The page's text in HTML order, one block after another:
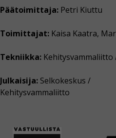
Päätoimittaja: Petri Kiuttu
Toimittajat: Kaisa Kaatra,
Tekniikka: Kehitysvammaliitto
Julkaisija: Selkokeskus /
Kehitysvammaliitto